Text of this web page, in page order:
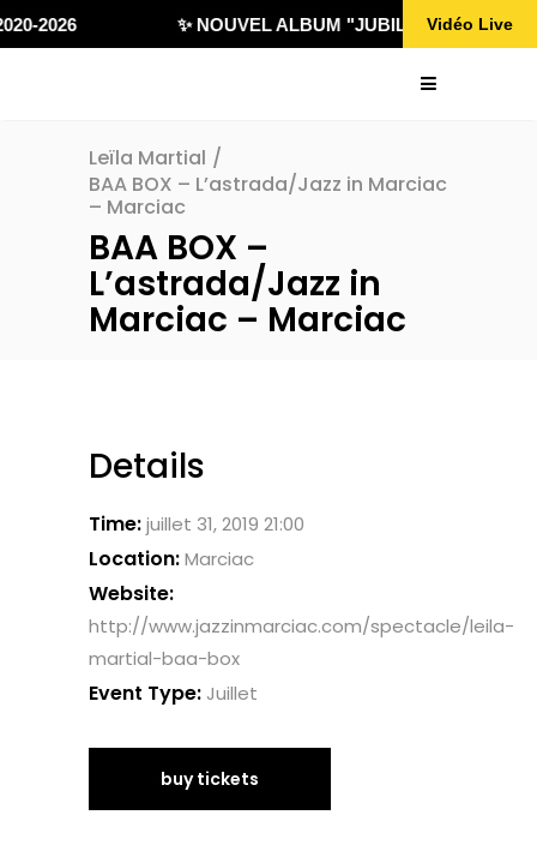
2026 ✨ NOUVEL ALBUM "JUBILÄ 432"Vidéo Live
Leïla Martial /
BAA BOX – L’astrada/Jazz in Marciac
– Marciac
BAA BOX –
L’astrada/Jazz in
Marciac – Marciac
Details
Time:juillet 31, 2019 21:00
Location:Marciac
Website:
http://www.jazzinmarciac.com/spectacle/leila-
martial-baa-box
Event Type: Juillet
buy tickets